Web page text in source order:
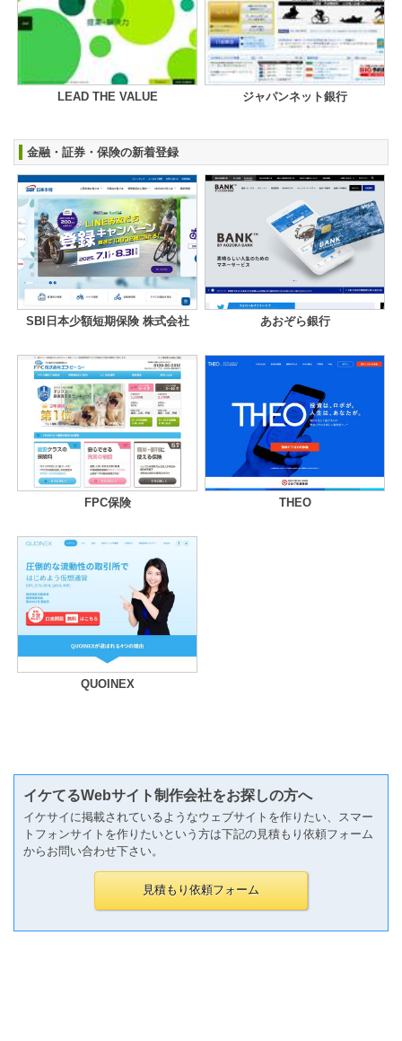
LEAD THE VALUE ジャパンネット銀行
金融・証券・保険の新着登録
SBI日本少額短期保険 株式会社 あおぞら銀行
FPC保険 THEO
QUOINEX
イケてるWebサイト制作会社をお探しの方へ
イケサイに掲載されているようなウェブサイトを作りたい、スマー
トフォンサイトを作りたいという方は下記の見積もり依頼フォーム
からお問い合わせ下さい。